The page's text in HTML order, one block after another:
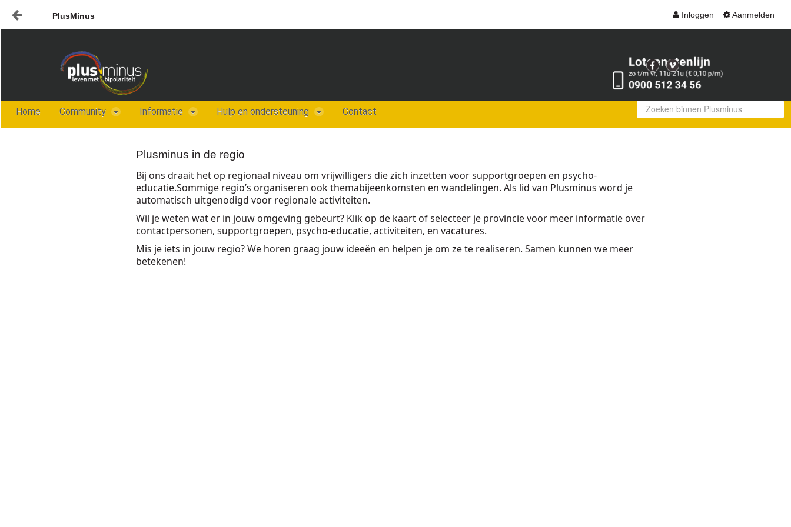
Inloggen Aanmelden
PlusMinus
Nieuws
Plusminus-in-verbinding1
Home Community Informatie Hulp en ondersteuning Contact
Plusminus in de regio
Bij ons draait het op regionaal niveau om vrijwilligers die zich inzetten voor supportgroepen en psycho-
educatie.Sommige regio’s organiseren ook themabijeenkomsten en wandelingen. Als lid van Plusminus word je
automatisch uitgenodigd voor regionale activiteiten.
Wil je weten wat er in jouw omgeving gebeurt? Klik op de kaart of selecteer je provincie voor meer informatie over
contactpersonen, supportgroepen, psycho-educatie, activiteiten, en vacatures.
Mis je iets in jouw regio? We horen graag jouw ideeën en helpen je om ze te realiseren. Samen kunnen we meer
betekenen!